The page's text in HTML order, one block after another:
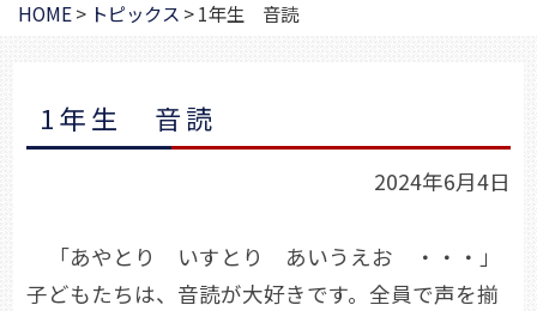
HOME> トピックス >1年生 音読
1年生 音読
2024年6月4日
「あやとり いすとり あいうえお ・・・」
子どもたちは、音読が大好きです。全員で声を揃